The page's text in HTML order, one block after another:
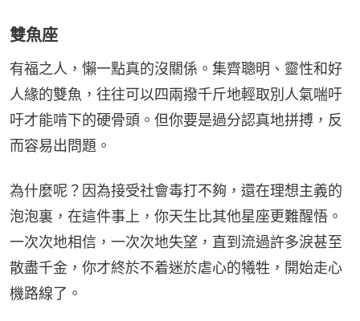
雙魚座
有福之人，懶一點真的沒關係。集齊聰明、靈性和好
人緣的雙魚，往往可以四兩撥千斤地輕取別人氣喘吁
吁才能啃下的硬骨頭。但你要是過分認真地拼搏，反
而容易出問題。
為什麼呢？因為接受社會毒打不夠，還在理想主義的
泡泡裏，在這件事上，你天生比其他星座更難醒悟。
一次次地相信，一次次地失望，直到流過許多淚甚至
散盡千金，你才終於不着迷於虐心的犧牲，開始走心
機路線了。